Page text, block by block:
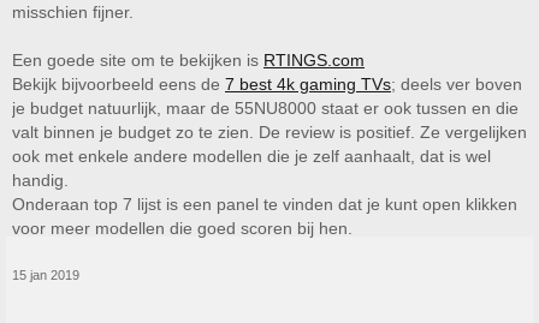
misschien fijner.
Een goede site om te bekijken is RTINGS.com
Bekijk bijvoorbeeld eens de 7 best 4k gaming TVs; deels ver boven
je budget natuurlijk, maar de 55NU8000 staat er ook tussen en die
valt binnen je budget zo te zien. De review is positief. Ze vergelijken
ook met enkele andere modellen die je zelf aanhaalt, dat is wel
handig.
Onderaan top 7 lijst is een panel te vinden dat je kunt open klikken
voor meer modellen die goed scoren bij hen.
15 jan 2019